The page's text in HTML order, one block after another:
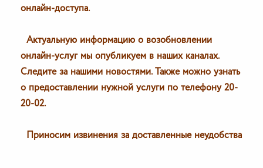
онлайн-доступа.
Актуальную информацию о возобновлении
онлайн-услуг мы опубликуем в наших каналах.
Следите за нашими новостями. Также можно узнать
о предоставлении нужной услуги по телефону 20-
20-02.
Приносим извинения за доставленные неудобства